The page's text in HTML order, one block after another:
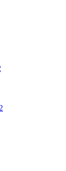
2